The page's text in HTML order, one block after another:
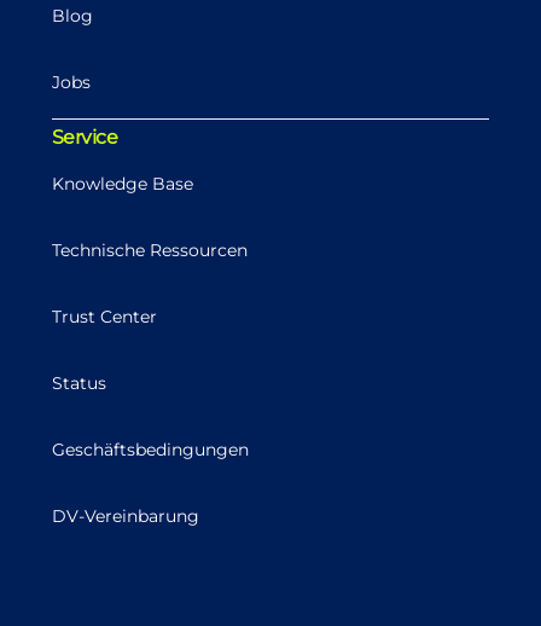
Blog
Jobs
Service
Knowledge Base
Technische Ressourcen
Trust Center
Status
Geschäftsbedingungen
DV-Vereinbarung